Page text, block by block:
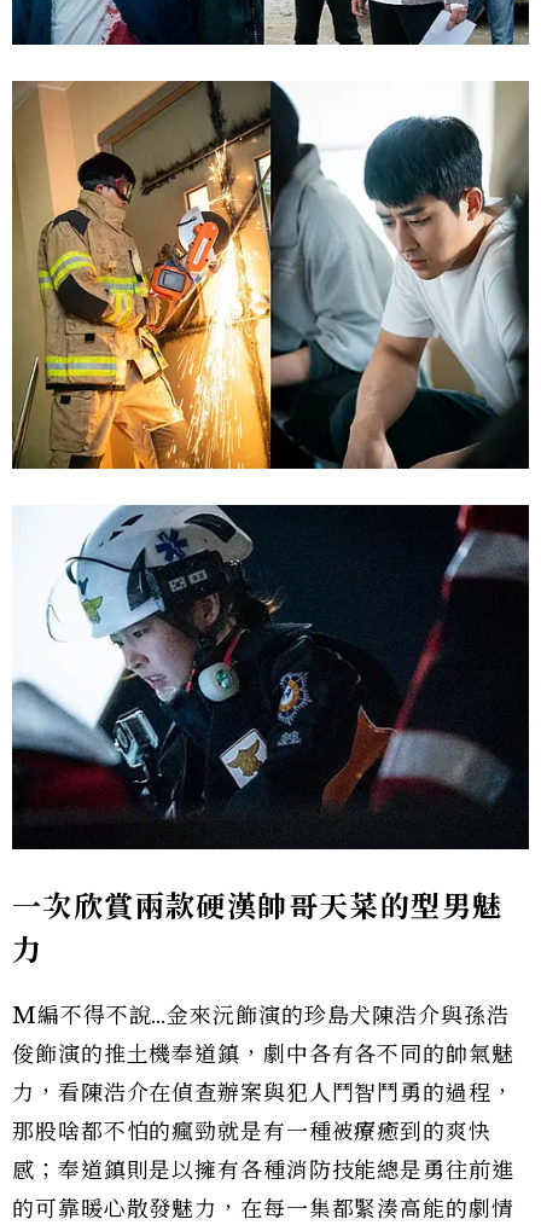
一次欣賞兩款硬漢帥哥天菜的型男魅
力
M編不得不說…金來沅飾演的珍島犬陳浩介與孫浩
俊飾演的推土機奉道鎮，劇中各有各不同的帥氣魅
力，看陳浩介在偵查辦案與犯人鬥智鬥勇的過程，
那股啥都不怕的瘋勁就是有一種被療癒到的爽快
感；奉道鎮則是以擁有各種消防技能總是勇往前進
的可靠暖心散發魅力，在每一集都緊湊高能的劇情